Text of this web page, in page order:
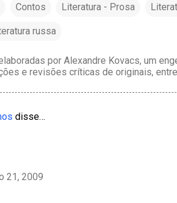
Contos Literatura - Prosa
russa
por Alexandre Kovacs, um
e revisões críticas de originais,
disse…
21, 2009